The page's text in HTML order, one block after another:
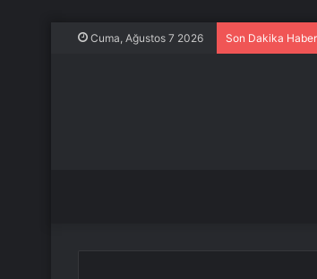
Cuma, Ağustos 7 2026 Son Dakika